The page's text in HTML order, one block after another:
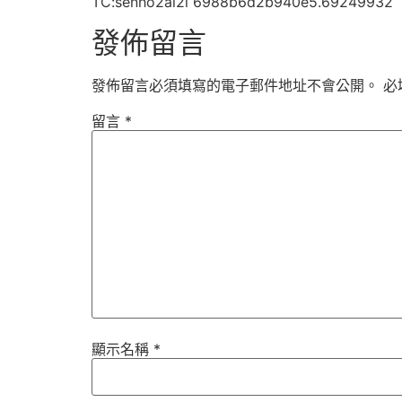
發佈留言
發佈留言必須填寫的電子郵件地址不會公開。 必
留言 *
顯示名稱 *